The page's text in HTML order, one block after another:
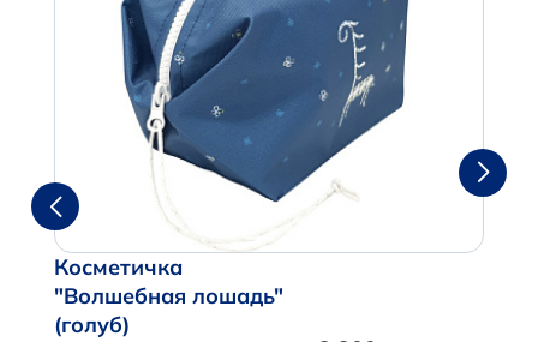
Косметичка
"Волшебная лошадь"
(голуб)